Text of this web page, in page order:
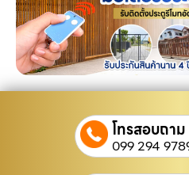
โทรสอบถาม
099 294